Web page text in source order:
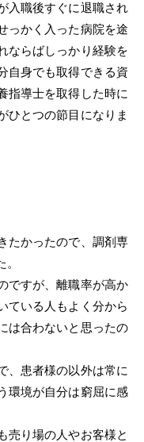
入職後すぐに退職され
っかく入った病院を途
ならばしっかり経験を
自身でも取得できる資
指導士を取得した時に
ひとつの節目になりま
たかったので、調剤専
ですが、離職率が高か
ている人もよく分から
は合わないと思ったの
、患者様の以外は常に
環境が自分は窮屈に感
売り場の人やお客様と